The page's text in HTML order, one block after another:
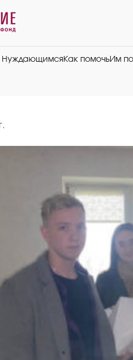
НуждающимсяКак помочьИм